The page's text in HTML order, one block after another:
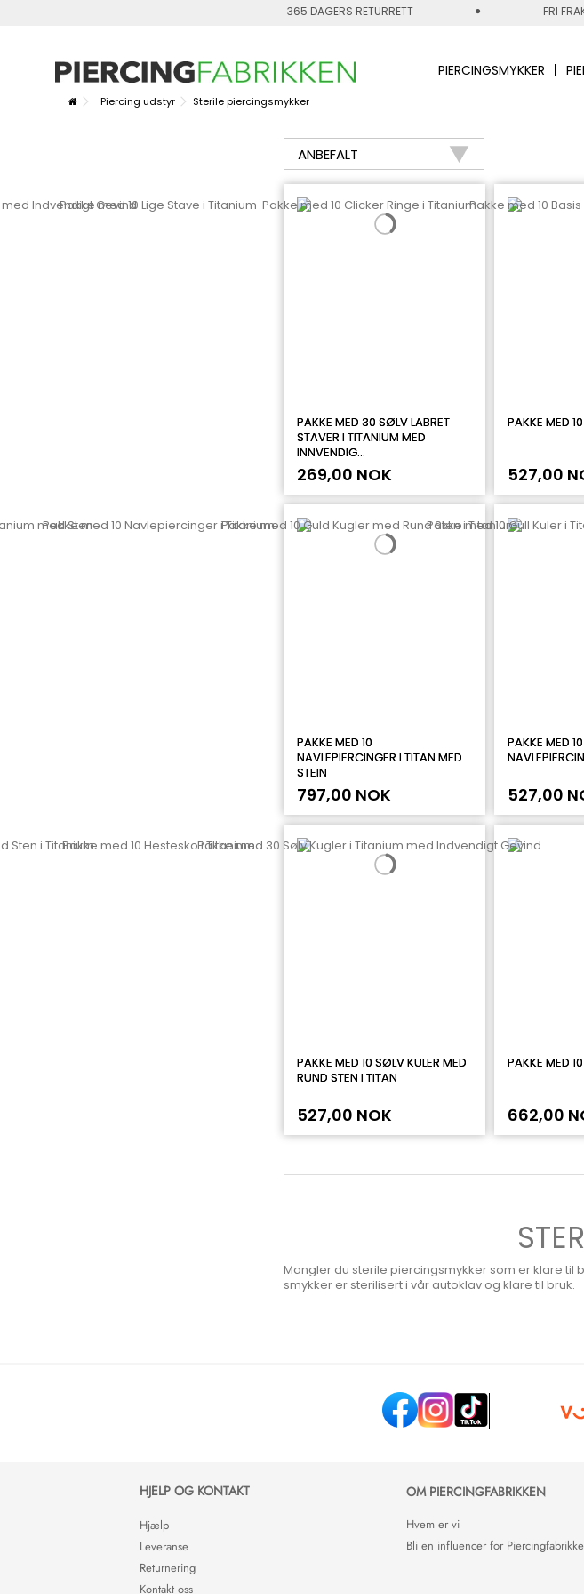
365 DAGERS RETURRETT FRI
PIERCINGSMYKKER
Piercing udstyr Sterile piercingsmykker
PAKKE MED 30 SØLV LABRET
STAVER I TITANIUM MED
INNVENDIG...
269,00 NOK
PAKKE MED
527,00
PAKKE MED 10
NAVLEPIERCINGER I TITAN MED
STEIN
797,00 NOK
PAKKE MED 10
527,00
PAKKE MED 10 SØLV KULER MED
RUND STEN I TITAN
527,00 NOK
PAKKE MED
662,00
Mangler du sterile piercingsmykker som er klare til
smykker er sterilisert i vår autoklav og klare til bruk.
HJELP OG KONTAKT
Hjælp
Leveranse
Returnering
Kontakt oss
OM PIERCINGFABRIKKEN
Hvem er vi
Bli en influencer for